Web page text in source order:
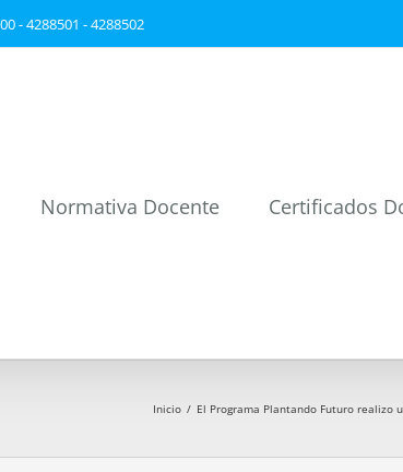
- 4288501 - 4288502
Normativa Docente Certificados
Inicio / El Programa Plantando Futuro realizo